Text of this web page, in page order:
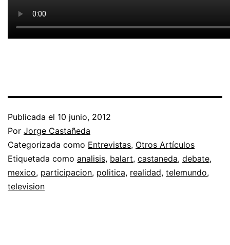
Publicada el 10 junio, 2012
Por Jorge Castañeda
Categorizada como Entrevistas, Otros Artículos
Etiquetada como analisis, balart, castaneda, debate,
mexico, participacion, politica, realidad, telemundo,
television